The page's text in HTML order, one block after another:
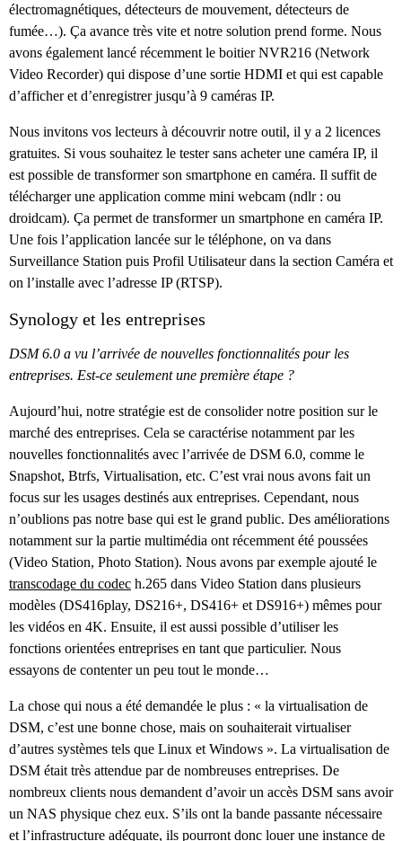
électromagnétiques, détecteurs de mouvement, détecteurs de
fumée…). Ça avance très vite et notre solution prend forme. Nous
avons également lancé récemment le boitier NVR216 (Network
Video Recorder) qui dispose d’une sortie HDMI et qui est capable
d’afficher et d’enregistrer jusqu’à 9 caméras IP.
Nous invitons vos lecteurs à découvrir notre outil, il y a 2 licences
gratuites. Si vous souhaitez le tester sans acheter une caméra IP, il
est possible de transformer son smartphone en caméra. Il suffit de
télécharger une application comme mini webcam (ndlr : ou
droidcam). Ça permet de transformer un smartphone en caméra IP.
Une fois l’application lancée sur le téléphone, on va dans
Surveillance Station puis Profil Utilisateur dans la section Caméra et
on l’installe avec l’adresse IP (RTSP).
Synology et les entreprises
DSM 6.0 a vu l’arrivée de nouvelles fonctionnalités pour les
entreprises. Est-ce seulement une première étape ?
Aujourd’hui, notre stratégie est de consolider notre position sur le
marché des entreprises. Cela se caractérise notamment par les
nouvelles fonctionnalités avec l’arrivée de DSM 6.0, comme le
Snapshot, Btrfs, Virtualisation, etc. C’est vrai nous avons fait un
focus sur les usages destinés aux entreprises. Cependant, nous
n’oublions pas notre base qui est le grand public. Des améliorations
notamment sur la partie multimédia ont récemment été poussées
(Video Station, Photo Station). Nous avons par exemple ajouté le
transcodage du codec h.265 dans Video Station dans plusieurs
modèles (DS416play, DS216+, DS416+ et DS916+) mêmes pour
les vidéos en 4K. Ensuite, il est aussi possible d’utiliser les
fonctions orientées entreprises en tant que particulier. Nous
essayons de contenter un peu tout le monde…
La chose qui nous a été demandée le plus : « la virtualisation de
DSM, c’est une bonne chose, mais on souhaiterait virtualiser
d’autres systèmes tels que Linux et Windows ». La virtualisation de
DSM était très attendue par de nombreuses entreprises. De
nombreux clients nous demandent d’avoir un accès DSM sans avoir
un NAS physique chez eux. S’ils ont la bande passante nécessaire
et l’infrastructure adéquate, ils pourront donc louer une instance de